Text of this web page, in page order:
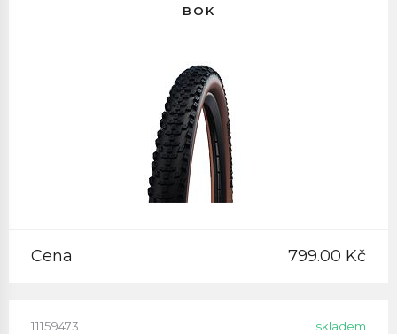
BOK
Cena 799.00 Kč
11159473 skladem